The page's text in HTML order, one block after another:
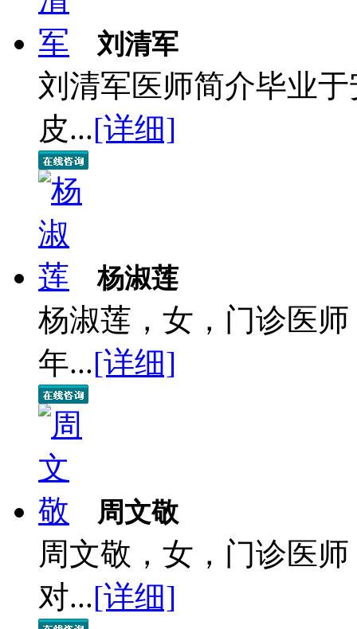
刘清军
刘清军医师简介毕业
皮...[详细]
杨淑莲
杨淑莲，女，门诊医
年...[详细]
周文敬
周文敬，女，门诊医
对...[详细]